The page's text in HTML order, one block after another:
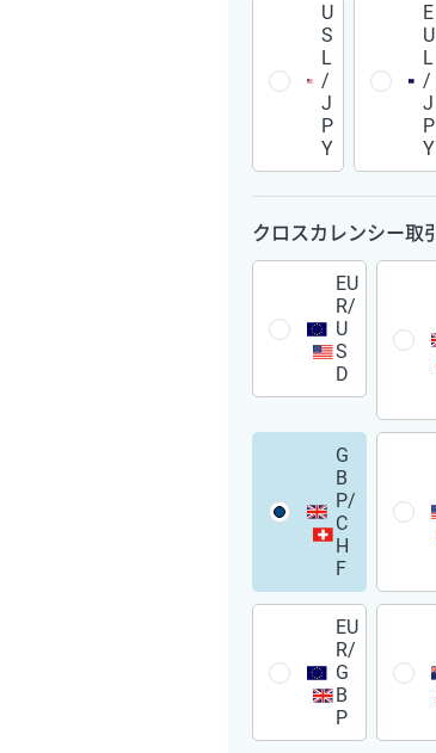
U
S
L
/
J
P
Y
E
U
L
/
J
P
Y
クロスカレンシー取引
EU
R/
U
S
D
G
B
P/
C
H
F
EU
R/
G
B
P